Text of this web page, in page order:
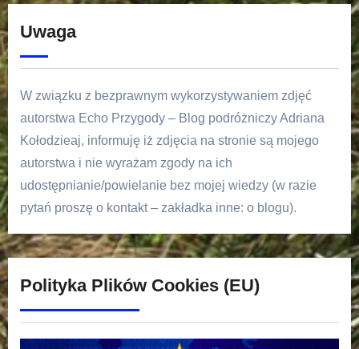
Uwaga
W związku z bezprawnym wykorzystywaniem zdjęć
autorstwa Echo Przygody – Blog podróżniczy Adriana
Kołodzieaj, informuję iż zdjęcia na stronie są mojego
autorstwa i nie wyrażam zgody na ich
udostępnianie/powielanie bez mojej wiedzy (w razie
pytań proszę o kontakt – zakładka inne: o blogu).
Polityka Plików Cookies (EU)